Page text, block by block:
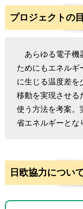
プロジェクトの
あらゆる電子機
ためにもエネルギ
に生じる温度差を
移動を実現させる
使う方法を考案。
省エネルギーとな
日欧協力につい